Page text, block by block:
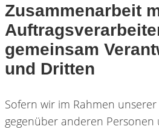
Zusammenarbeit
gemeinsam
und Dritten
Sofern wir im Rahmen
gegenüber anderen